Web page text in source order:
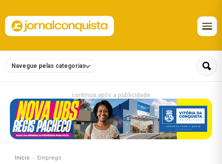
Navegue pelas categorias
continua após a publicidade
Início Emprego